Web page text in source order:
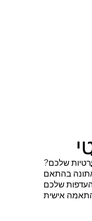
שלכם?
בהתאם
שלכם
אישית